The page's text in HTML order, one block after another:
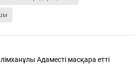
Адаместі масқара етті